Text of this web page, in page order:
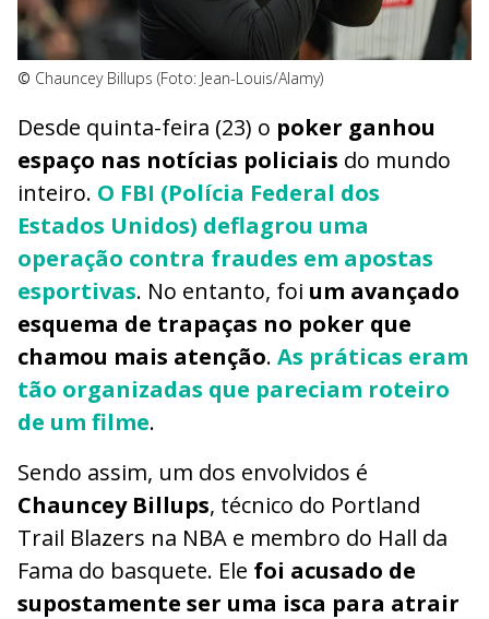
© Chauncey Billups (Foto: Jean-Louis/Alamy)
Desde quinta-feira (23) o poker ganhou
espaço nas notícias policiais do mundo
inteiro. O FBI (Polícia Federal dos
Estados Unidos) deflagrou uma
operação contra fraudes em apostas
esportivas. No entanto, foi um avançado
esquema de trapaças no poker que
chamou mais atenção. As práticas eram
tão organizadas que pareciam roteiro
de um filme.
Sendo assim, um dos envolvidos é
Chauncey Billups, técnico do Portland
Trail Blazers na NBA e membro do Hall da
Fama do basquete. Ele foi acusado de
supostamente ser uma isca para atrair